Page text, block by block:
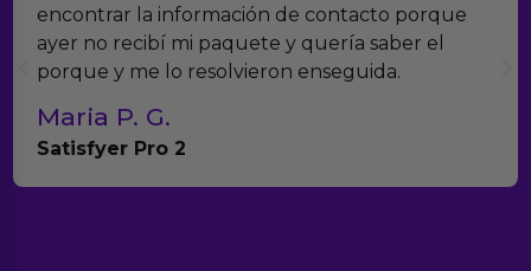
verdad es que nos han sorprendido. Tienen
muchísimos productos y han sido super
con el seguimiento del pedido.
Teresa y Diego
Anna Huevo Vibrador